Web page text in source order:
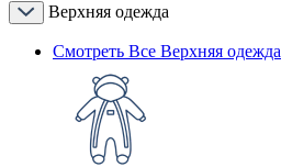
Верхняя одежда
Смотреть Все Верхняя одежда